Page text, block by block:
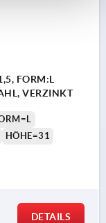
FORM:L
VERZINKT
HÖHE=31
DETAILS